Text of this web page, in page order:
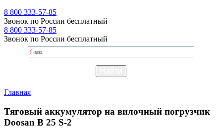
8 800 333-57-85
Звонок по России бесплатный
8 800 333-57-85
Звонок по России бесплатный
Главная
Тяговый аккумулятор на вилочный погрузчик
Doosan B 25 S-2